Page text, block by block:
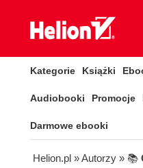
Kategorie Książki
Audiobooki Promocje
Darmowe ebooki
Helion.pl » Autorzy » 📚